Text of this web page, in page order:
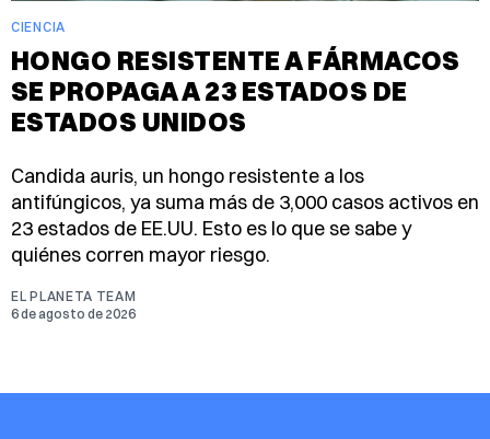
CIENCIA
HONGO RESISTENTE A FÁRMACOS
SE PROPAGA A 23 ESTADOS DE
ESTADOS UNIDOS
Candida auris, un hongo resistente a los
antifúngicos, ya suma más de 3,000 casos activos en
23 estados de EE.UU. Esto es lo que se sabe y
quiénes corren mayor riesgo.
EL PLANETA TEAM
6 de agosto de 2026